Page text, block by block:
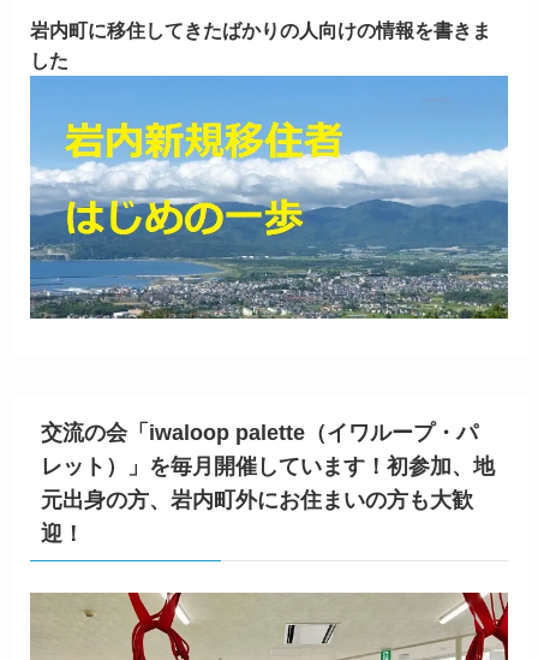
岩内町に移住してきたばかりの人向けの情報を書きま
した
交流の会「iwaloop palette（イワループ・パ
レット）」を毎月開催しています！初参加、地
元出身の方、岩内町外にお住まいの方も大歓
迎！